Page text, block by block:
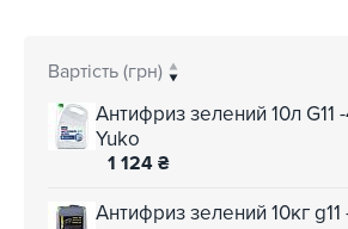
Вартість (грн)
Антифриз зелений 10л G11
Yuko
1 124 ₴
Антифриз зелений 10кг